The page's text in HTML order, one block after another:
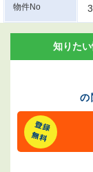
物件No
知りた
の